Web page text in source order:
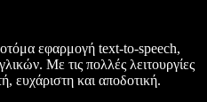
εφαρμογή text-to-speech,
Με τις πολλές λειτουργίες
ευχάριστη και αποδοτική.